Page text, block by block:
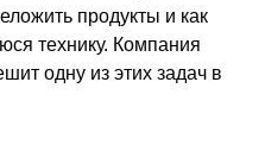
продукты и как
технику. Компания
одну из этих задач в